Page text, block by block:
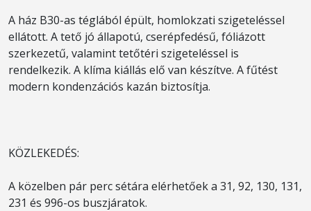
A ház B30-as téglából épült, homlokzati szigeteléssel
ellátott. A tető jó állapotú, cserépfedésű, fóliázott
szerkezetű, valamint tetőtéri szigeteléssel is
rendelkezik. A klíma kiállás elő van készítve. A fűtést
modern kondenzációs kazán biztosítja.
KÖZLEKEDÉS:
A közelben pár perc sétára elérhetőek a 31, 92, 130, 131,
231 és 996-os buszjáratok.